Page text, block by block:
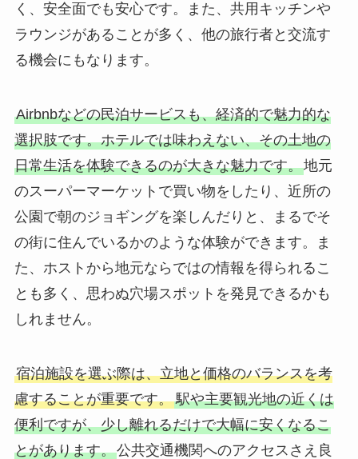
く、安全面でも安心です。また、共用キッチンや
ラウンジがあることが多く、他の旅行者と交流す
る機会にもなります。
Airbnbなどの民泊サービスも、経済的で魅力的な
選択肢です。ホテルでは味わえない、その土地の
日常生活を体験できるのが大きな魅力です。地元
のスーパーマーケットで買い物をしたり、近所の
公園で朝のジョギングを楽しんだりと、まるでそ
の街に住んでいるかのような体験ができます。ま
た、ホストから地元ならではの情報を得られるこ
とも多く、思わぬ穴場スポットを発見できるかも
しれません。
宿泊施設を選ぶ際は、立地と価格のバランスを考
慮することが重要です。 駅や主要観光地の近くは
便利ですが、少し離れるだけで大幅に安くなるこ
とがあります。公共交通機関へのアクセスさえ良